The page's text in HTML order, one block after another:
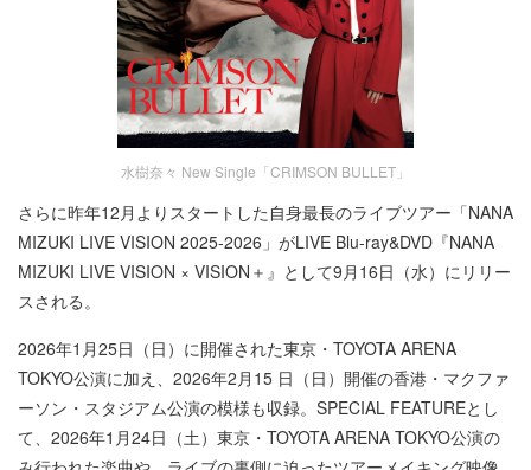
水樹奈々 New Single「CRIMSON BULLET」
さらに昨年12月よりスタートした自身最長のライブツアー「NANA
MIZUKI LIVE VISION 2025-2026」がLIVE Blu-ray&DVD『NANA
MIZUKI LIVE VISION × VISION＋』として9月16日（水）にリリー
スされる。
2026年1月25日（日）に開催された東京・TOYOTA ARENA
TOKYO公演に加え、2026年2月15 日（日）開催の香港・マクファ
ーソン・スタジアム公演の模様も収録。SPECIAL FEATUREとし
て、2026年1月24日（土）東京・TOYOTA ARENA TOKYO公演の